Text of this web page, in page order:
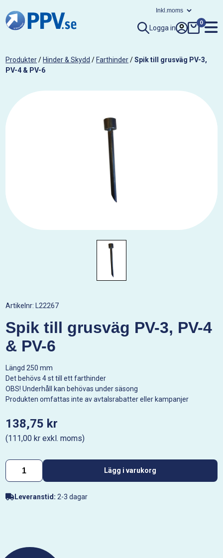
Logga in
0
Produkter/ Hinder & Skydd / Farthinder/Spik till grusväg PV-3,
PV-4 & PV-6
Artikelnr: L22267
Spik till grusväg PV-3, PV-4
& PV-6
Längd 250 mm
Det behövs 4 st till ett farthinder
OBS! Underhåll kan behövas under säsong
Produkten omfattas inte av avtalsrabatter eller kampanjer
138,75 kr
(111,00 kr exkl. moms)
Lägg i varukorg
Leveranstid: 2-3 dagar